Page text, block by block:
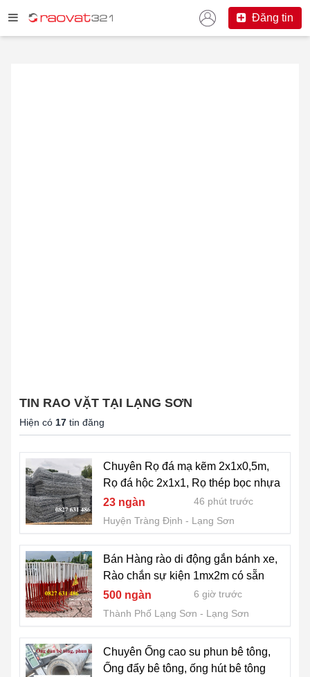
Đăng tin
TIN RAO VẶT TẠI LẠNG SƠN
Hiện có 17 tin đăng
Chuyên Rọ đá mạ kẽm 2x1x0,5m,
Rọ đá hộc 2x1x1, Rọ thép bọc nhựa
23 ngàn
46 phút trước
Huyện Tràng Định
Lạng Sơn
Bán Hàng rào di động gắn bánh xe,
Rào chắn sự kiện 1mx2m có sẵn
500 ngàn
6 giờ trước
Thành Phố Lạng Sơn
Lạng Sơn
Chuyên Ống cao su phun bê tông,
Ống đẩy bê tông, ống hút bê tông